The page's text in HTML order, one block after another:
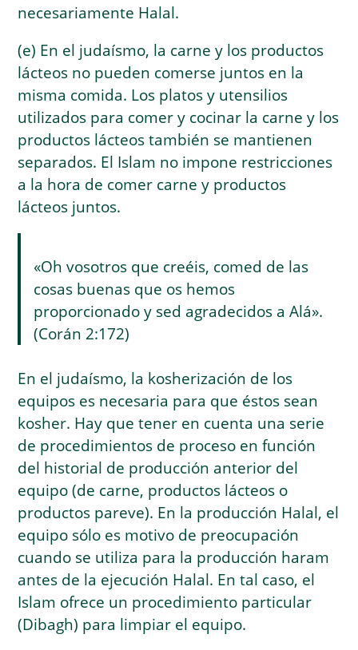
necesariamente Halal.
(e) En el judaísmo, la carne y los productos
lácteos no pueden comerse juntos en la
misma comida. Los platos y utensilios
utilizados para comer y cocinar la carne y los
productos lácteos también se mantienen
separados. El Islam no impone restricciones
a la hora de comer carne y productos
lácteos juntos.
«Oh vosotros que creéis, comed de las
cosas buenas que os hemos
proporcionado y sed agradecidos a Alá».
(Corán 2:172)
En el judaísmo, la kosherización de los
equipos es necesaria para que éstos sean
kosher. Hay que tener en cuenta una serie
de procedimientos de proceso en función
del historial de producción anterior del
equipo (de carne, productos lácteos o
productos pareve). En la producción Halal, el
equipo sólo es motivo de preocupación
cuando se utiliza para la producción haram
antes de la ejecución Halal. En tal caso, el
Islam ofrece un procedimiento particular
(Dibagh) para limpiar el equipo.